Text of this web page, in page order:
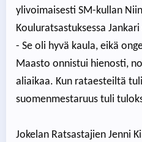
ylivoimaisesti SM-kullan
Kouluratsastuksessa Jankari
- Se oli hyvä kaula, eikä
Maasto onnistui hienosti,
aliaikaa. Kun rataesteiltä
suomenmestaruus tuli
Jokelan Ratsastajien Jenni